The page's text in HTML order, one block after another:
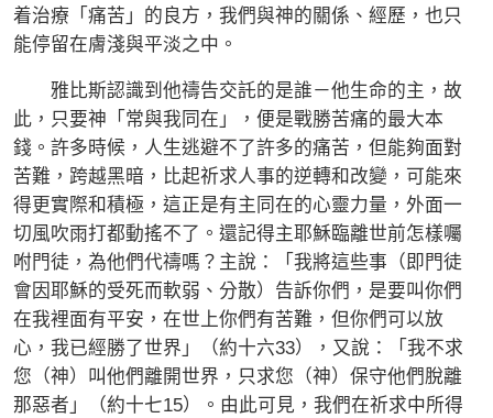
着治療「痛苦」的良方，我們與神的關係、經歷，也只
能停留在膚淺與平淡之中。
雅比斯認識到他禱告交託的是誰－他生命的主，故
此，只要神「常與我同在」，便是戰勝苦痛的最大本
錢。許多時候，人生逃避不了許多的痛苦，但能夠面對
苦難，跨越黑暗，比起祈求人事的逆轉和改變，可能來
得更實際和積極，這正是有主同在的心靈力量，外面一
切風吹雨打都動搖不了。還記得主耶穌臨離世前怎樣囑
咐門徒，為他們代禱嗎？主說：「我將這些事（即門徒
會因耶穌的受死而軟弱、分散）告訴你們，是要叫你們
在我裡面有平安，在世上你們有苦難，但你們可以放
心，我已經勝了世界」（約十六33），又說：「我不求
您（神）叫他們離開世界，只求您（神）保守他們脫離
那惡者」（約十七15）。由此可見，我們在祈求中所得